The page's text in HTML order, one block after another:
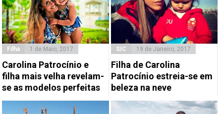
Filha 1 de Maio, 2017
Carolina Patrocínio e
filha mais velha revelam-
se as modelos perfeitas
SIC 19 de Janeiro, 2017
Filha de Carolina
Patrocínio estreia-se em
beleza na neve